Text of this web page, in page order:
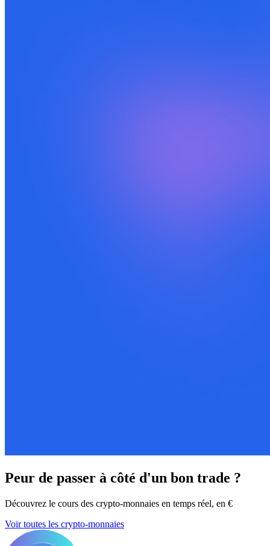
Peur de passer à côté d'un bon trade ?
Découvrez le cours des crypto-monnaies en temps réel, en €
Voir toutes les crypto-monnaies